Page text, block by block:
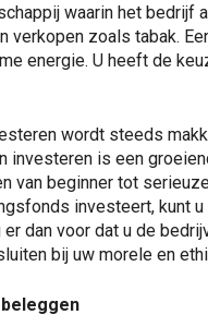
waarin het bedrijf
verkopen zoals tabak.
energie. U heeft de
wordt steeds
investeren is een
van beginner tot
investeert, kunt
dan voor dat u de
bij uw morele en